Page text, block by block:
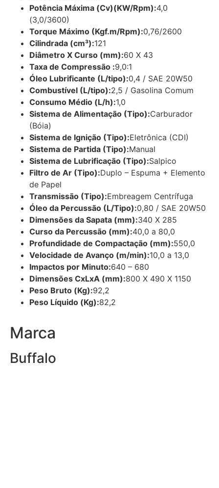
Potência Máxima (Cv)(KW/Rpm):4,0
(3,0/3600)
Torque Máximo (Kgf.m/Rpm):0,76/2600
Cilindrada (cm³):121
Diâmetro X Curso (mm):60 X 43
Taxa de Compressão :9,0:1
Óleo Lubrificante (L/tipo):0,4 / SAE 20W50
Combustível (L/tipo):2,5 / Gasolina Comum
Consumo Médio (L/h):1,0
Sistema de Alimentação (Tipo):Carburador
(Bóia)
Sistema de Ignição (Tipo):Eletrônica (CDI)
Sistema de Partida (Tipo):Manual
Sistema de Lubrificação (Tipo):Salpico
Filtro de Ar (Tipo):Duplo – Espuma + Elemento
de Papel
Transmissão (Tipo):Embreagem Centrífuga
Óleo da Percussão (L/Tipo):0,80 / SAE 20W50
Dimensões da Sapata (mm):340 X 285
Curso da Percussão (mm):40,0 a 80,0
Profundidade de Compactação (mm):550,0
Velocidade de Avanço (m/min):10,0 a 13,0
Impactos por Minuto:640 – 680
Dimensões CxLxA (mm):800 X 490 X 1150
Peso Bruto (Kg):92,2
Peso Líquido (Kg):82,2
Marca
Buffalo